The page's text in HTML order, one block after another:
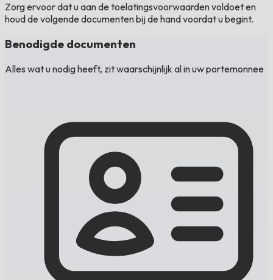
Zorg ervoor dat u aan de toelatingsvoorwaarden voldoet en
houd de volgende documenten bij de hand voordat u begint.
Benodigde documenten
Alles wat u nodig heeft, zit waarschijnlijk al in uw portemonnee